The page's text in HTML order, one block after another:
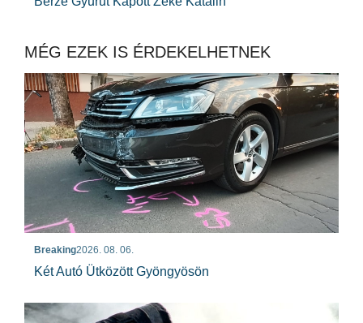
MÉG EZEK IS ÉRDEKELHETNEK
Breaking2026. 08. 06.
Két Autó Ütközött Gyöngyösön